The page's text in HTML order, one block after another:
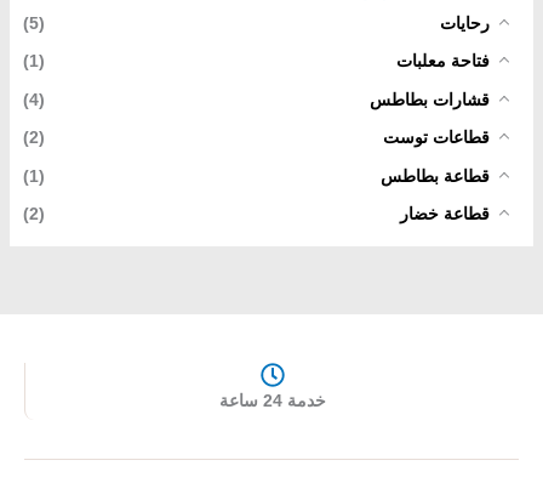
رحايات
(5)
فتاحة معلبات
(1)
قشارات بطاطس
(4)
قطاعات توست
(2)
قطاعة بطاطس
(1)
قطاعة خضار
(2)
خدمة 24 ساعة